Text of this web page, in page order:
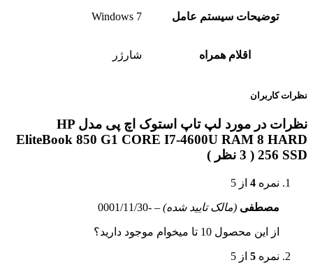
توضیحات سیستم عامل Windows 7
اقلام همراه شارژر
نظرات کاربران
نظرات در مورد لپ تاپ استوک اچ پی مدل HP
EliteBook 850 G1 CORE I7-4600U RAM 8 HARD
256 SSD ( 3 نظر )
نمره 4 از 5
مصطفی (مالک تایید شده) –
-0001/11/30
از این محصول 10 تا میخوام موجود دارید؟
نمره 5 از 5